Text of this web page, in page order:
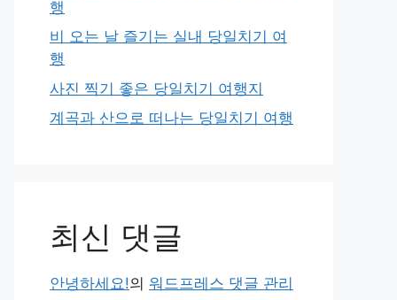
행
비 오는 날 즐기는 실내 당일치기 여
행
사진 찍기 좋은 당일치기 여행지
계곡과 산으로 떠나는 당일치기 여행
최신 댓글
안녕하세요!의 워드프레스 댓글 관리